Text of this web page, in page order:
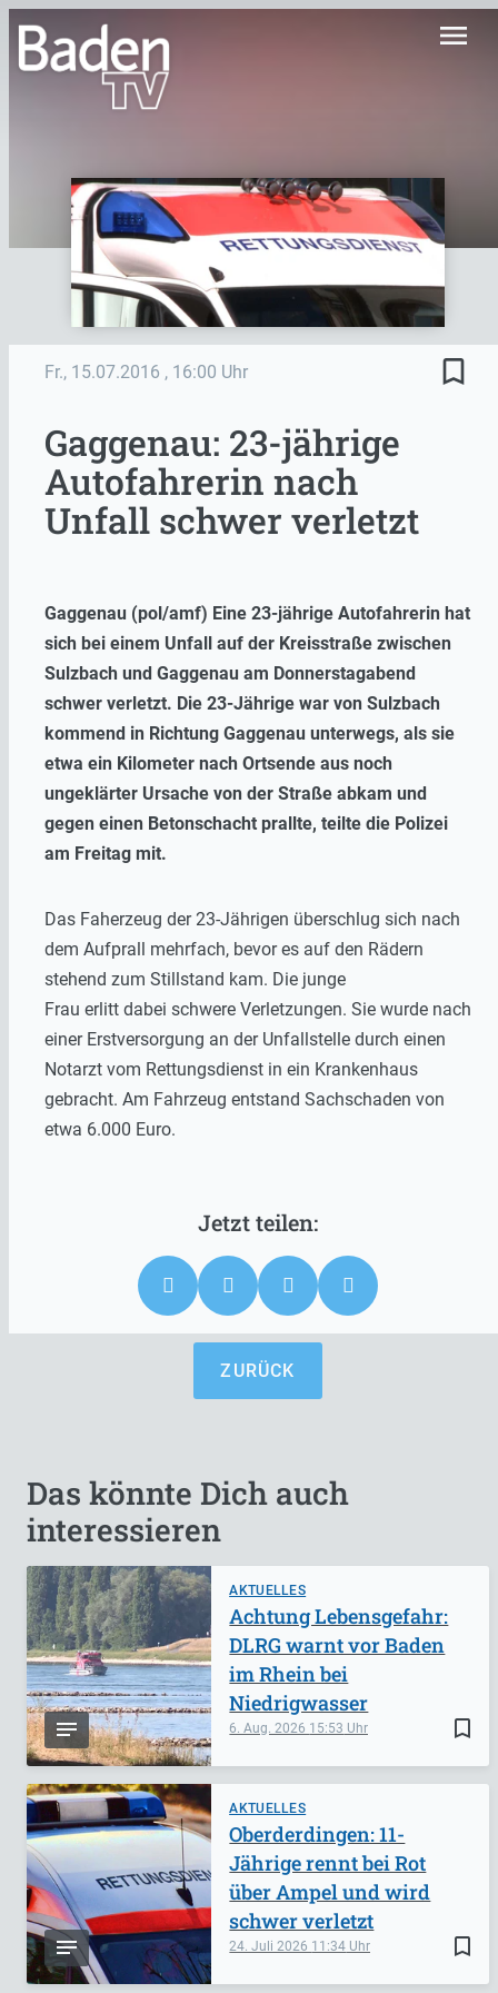
menu
Fr., 15.07.2016 , 16:00 Uhr bookmark_border
Gaggenau: 23-jährige
Autofahrerin nach
Unfall schwer verletzt
Gaggenau (pol/amf) Eine 23-jährige Autofahrerin hat
sich bei einem Unfall auf der Kreisstraße zwischen
Sulzbach und Gaggenau am Donnerstagabend
schwer verletzt. Die 23-Jährige war von Sulzbach
kommend in Richtung Gaggenau unterwegs, als sie
etwa ein Kilometer nach Ortsende aus noch
ungeklärter Ursache von der Straße abkam und
gegen einen Betonschacht prallte, teilte die Polizei
am Freitag mit.
Das Faherzeug der 23-Jährigen überschlug sich nach
dem Aufprall mehrfach, bevor es auf den Rädern
stehend zum Stillstand kam. Die junge
Frau erlitt dabei schwere Verletzungen. Sie wurde nach
einer Erstversorgung an der Unfallstelle durch einen
Notarzt vom Rettungsdienst in ein Krankenhaus
gebracht. Am Fahrzeug entstand Sachschaden von
etwa 6.000 Euro.
ZURÜCK
Das könnte Dich auch
interessieren
AKTUELLES
bookmark_border
6. Aug. 2026 15:53
Achtung Lebensgefahr:
DLRG warnt vor Baden
im Rhein bei
Niedrigwasser
AKTUELLES
bookmark_border
24. Juli 2026 11:34
Oberderdingen: 11-
Jährige rennt bei Rot
über Ampel und wird
schwer verletzt